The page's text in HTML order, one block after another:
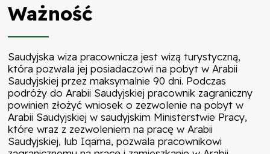
Ważność
Saudyjska wiza pracownicza jest wizą turystyczną,
która pozwala jej posiadaczowi na pobyt w Arabii
Saudyjskiej przez maksymalnie 90 dni. Podczas
podróży do Arabii Saudyjskiej pracownik zagraniczny
powinien złożyć wniosek o zezwolenie na pobyt w
Arabii Saudyjskiej w saudyjskim Ministerstwie Pracy,
które wraz z zezwoleniem na pracę w Arabii
Saudyjskiej, lub Iqama, pozwala pracownikowi